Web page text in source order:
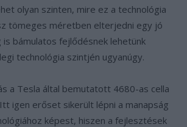
olyan szinten, mire ez a technológia
tömeges méretben elterjedni egy jó
is bámulatos fejlődésnek lehetünk
technológia szintjén ugyanúgy.
a Tesla által bemutatott 4680-as cella
igen erőset sikerült lépni a manapság
képest, hiszen a fejlesztések